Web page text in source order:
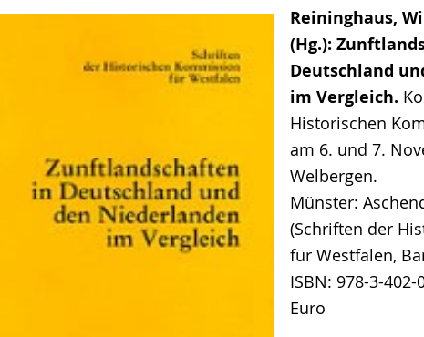
Reininghaus,
(Hg.):
Deutschland
im Vergleich.
Historischen
am 6. und 7.
Welbergen.
Münster:
(Schriften der
für Westfalen,
ISBN: 978-3-
Euro